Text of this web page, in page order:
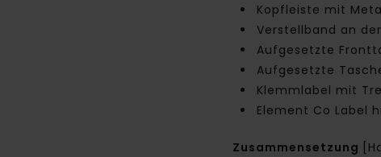
Kopfleiste mit
Verstellband an
Aufgesetzte
Aufgesetzte
Klemmlabel mit
Element Co Label
Zusammensetzung